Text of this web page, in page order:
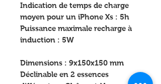
Indication de temps de charge
moyen pour un iPhone Xs : 5h
Puissance maximale recharge à
induction : 5W
Dimensions : 9x150x150 mm
Déclinable en 2 essences